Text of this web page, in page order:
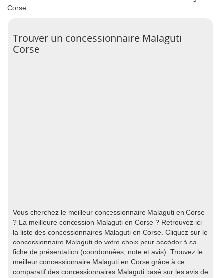
Corse
Trouver un concessionnaire Malaguti
Corse
Vous cherchez le meilleur concessionnaire Malaguti en Corse
? La meilleure concession Malaguti en Corse ? Retrouvez ici
la liste des concessionnaires Malaguti en Corse. Cliquez sur le
concessionnaire Malaguti de votre choix pour accéder à sa
fiche de présentation (coordonnées, note et avis). Trouvez le
meilleur concessionnaire Malaguti en Corse grâce à ce
comparatif des concessionnaires Malaguti basé sur les avis de